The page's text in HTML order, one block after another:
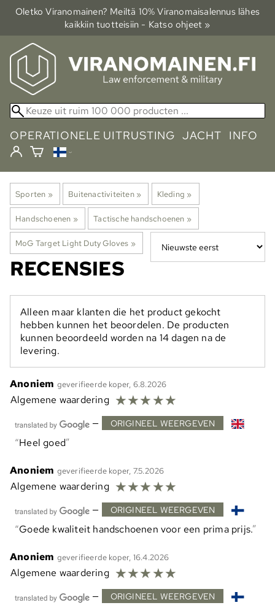
Oletko Viranomainen? Meiltä 10% Viranomais­alennus lähes
kaikkiin tuotteisiin - Katso ohjeet »
OPERATIONELE UITRUSTING JACHT INFO
Sporten ‪» Buitenactiviteiten ‪» Kleding ‪»
Handschoenen ‪» Tactische handschoenen ‪»
MoG Target Light Duty Gloves ‪»
RECENSIES
Alleen maar klanten die het product gekocht
hebben kunnen het beoordelen. De producten
kunnen beoordeeld worden na 14 dagen na de
levering.
Anoniem geverifieerde koper, 6.8.2026
Algemene waardering ☆☆☆☆☆
— ORIGINEEL WEERGEVEN
Heel goed
Anoniem geverifieerde koper, 7.5.2026
Algemene waardering ☆☆☆☆☆
— ORIGINEEL WEERGEVEN
Goede kwaliteit handschoenen voor een prima prijs.
Anoniem geverifieerde koper, 16.4.2026
Algemene waardering ☆☆☆☆☆
— ORIGINEEL WEERGEVEN